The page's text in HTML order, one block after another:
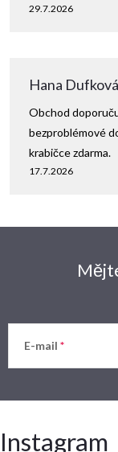
29.7.2026
Hana Dufková
17.7.2026
Obchod
bezproblémové
krabičce zdarma.
E-mail
Instagram